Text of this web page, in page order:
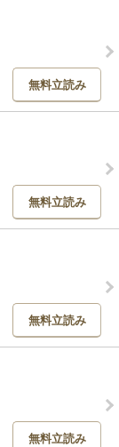
無料立読み
無料立読み
無料立読み
無料立読み